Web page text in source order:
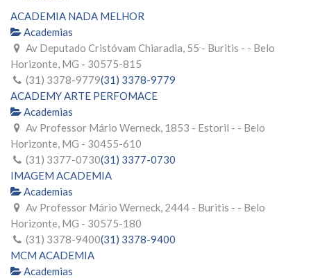
ACADEMIA NADA MELHOR
Academias
Av Deputado Cristóvam Chiaradia, 55 - Buritis - - Belo
Horizonte, MG - 30575-815
(31) 3378-9779(31) 3378-9779
ACADEMY ARTE PERFOMACE
Academias
Av Professor Mário Werneck, 1853 - Estoril - - Belo
Horizonte, MG - 30455-610
(31) 3377-0730(31) 3377-0730
IMAGEM ACADEMIA
Academias
Av Professor Mário Werneck, 2444 - Buritis - - Belo
Horizonte, MG - 30575-180
(31) 3378-9400(31) 3378-9400
MCM ACADEMIA
Academias